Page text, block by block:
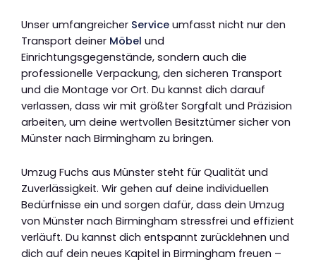
Unser umfangreicher Service umfasst nicht nur den
Transport deiner Möbel und
Einrichtungsgegenstände, sondern auch die
professionelle Verpackung, den sicheren Transport
und die Montage vor Ort. Du kannst dich darauf
verlassen, dass wir mit größter Sorgfalt und Präzision
arbeiten, um deine wertvollen Besitztümer sicher von
Münster nach Birmingham zu bringen.
Umzug Fuchs aus Münster steht für Qualität und
Zuverlässigkeit. Wir gehen auf deine individuellen
Bedürfnisse ein und sorgen dafür, dass dein Umzug
von Münster nach Birmingham stressfrei und effizient
verläuft. Du kannst dich entspannt zurücklehnen und
dich auf dein neues Kapitel in Birmingham freuen –